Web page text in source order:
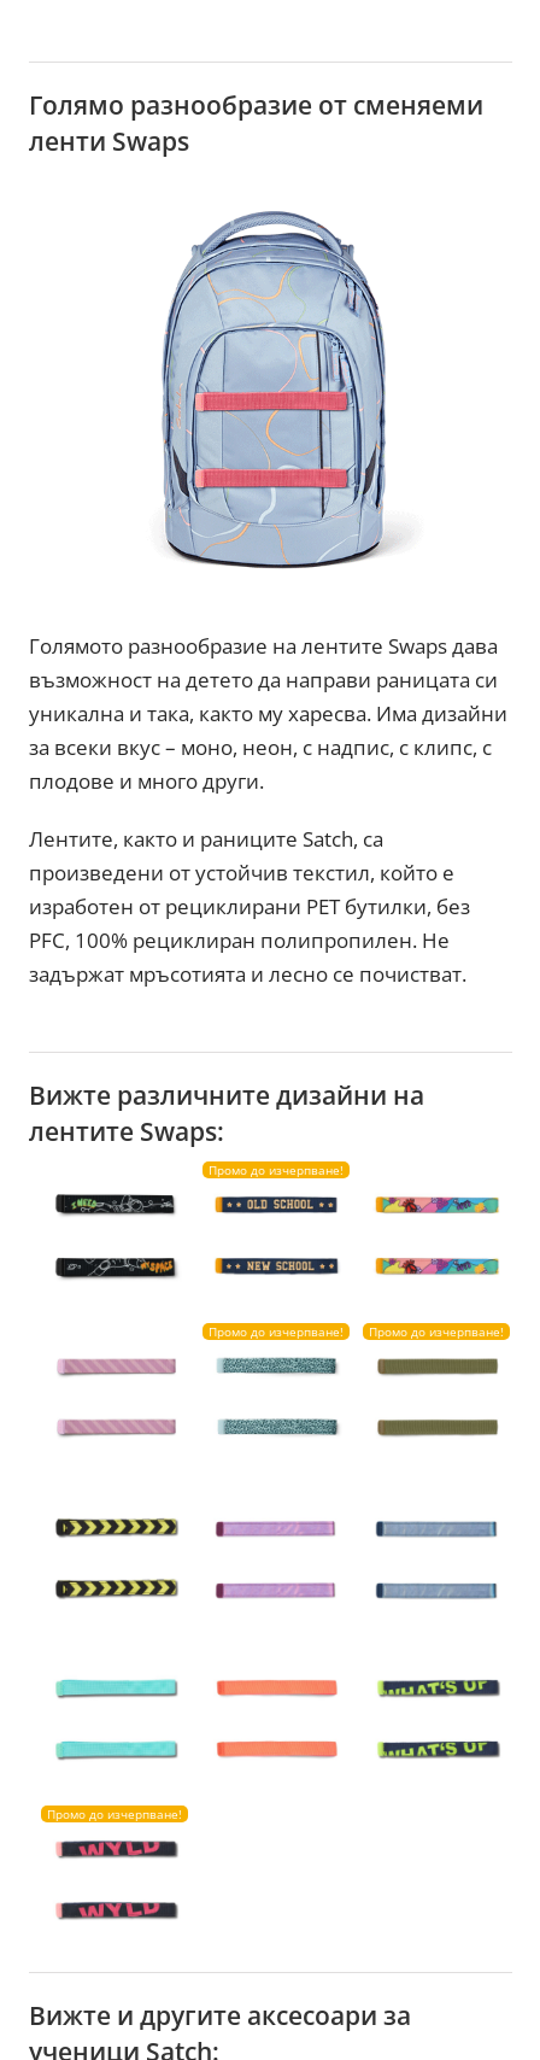
Голямо разнообразие от сменяеми
ленти Swaps
Голямото разнообразие на лентите Swaps дава
възможност на детето да направи раницата си
уникална и така, както му харесва. Има дизайни
за всеки вкус – моно, неон, с надпис, с клипс, с
плодове и много други.
Лентите, както и раниците Satch, са
произведени от устойчив текстил, който е
изработен от рециклирани PET бутилки, без
PFC, 100% рециклиран полипропилен. Не
задържат мръсотията и лесно се почистват.
Вижте различните дизайни на
лентите Swaps:
Промо до изчерпване!
Промо до изчерпване! Промо до изчерпване!
Промо до изчерпване!
Вижте и другите аксесоари за
ученици Satch: